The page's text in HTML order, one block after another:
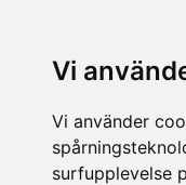
Vi
Vi använder
surfupplevelse